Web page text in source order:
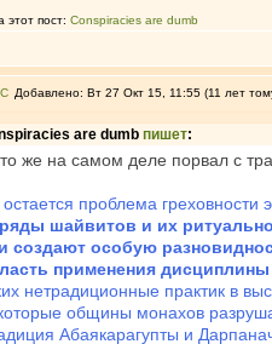
этот пост: Conspiracies are dumb
Добавлено: Вт 27 Окт 15, 11:55 (11 лет
are dumb пишет:
же на самом деле порвал с
проблема греховности
шайвитов и их
создают особую
применения
нетрадиционные практик в
общины монахов
Абаякарагупты и